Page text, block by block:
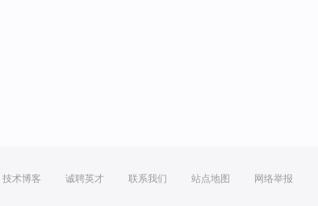
技术博客 诚聘英才 联系我们 站点地图 网络举报